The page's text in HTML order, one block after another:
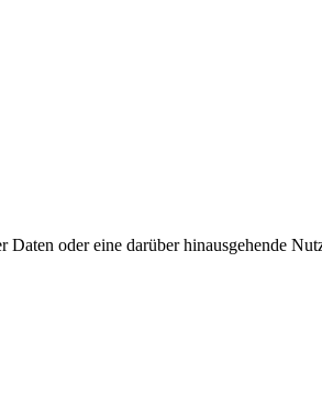
oder eine darüber hinausgehende